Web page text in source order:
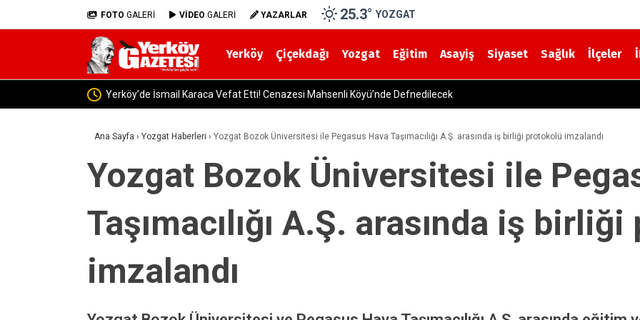
FOTO GALERİ VİDEO GALERİ YAZARLAR 25.3° YOZGAT
Yerköy Çiçekdağı Yozgat Eğitim Asayiş Siyaset Sağlık İlçeler
Alimpınar Köyünden, Kadir Altınsoy Hayatını Kaybetti
Ana Sayfa › Yozgat Haberleri › Yozgat Bozok Üniversitesi ile Pegasus Hava Taşımacılığı A.Ş. arasında iş birliği protokolü imzalandı
Yozgat Bozok Üniversitesi ile
Taşımacılığı A.Ş. arasında iş
imzalandı